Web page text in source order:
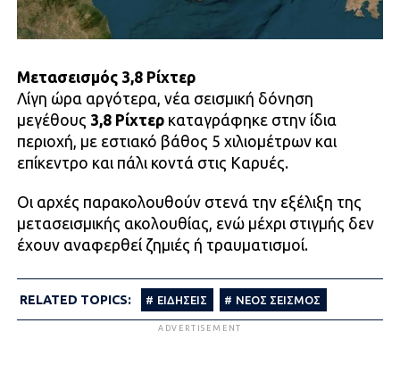
Μετασεισμός 3,8 Ρίχτερ
Λίγη ώρα αργότερα, νέα σεισμική δόνηση
μεγέθους 3,8 Ρίχτερκαταγράφηκε στην ίδια
περιοχή, με εστιακό βάθος 5 χιλιομέτρων και
επίκεντρο και πάλι κοντά στις Καρυές.
Οι αρχές παρακολουθούν στενά την εξέλιξη της
μετασεισμικής ακολουθίας, ενώ μέχρι στιγμής δεν
έχουν αναφερθεί ζημιές ή τραυματισμοί.
RELATED TOPICS: ΕΙΔΗΣΕΙΣ ΝΕΟΣ ΣΕΙΣΜΟΣ
ADVERTISEMENT